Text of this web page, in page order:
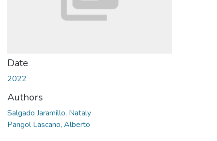
Date
2022
Authors
Salgado Jaramillo, Nataly
Pangol Lascano, Alberto